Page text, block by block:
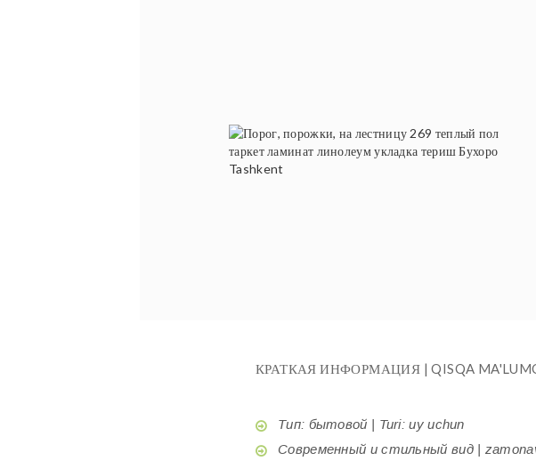
КРАТКАЯ ИНФОРМАЦИЯ | QISQA
Тип: бытовой | Turi: uy uchun
Современный и стильный вид |